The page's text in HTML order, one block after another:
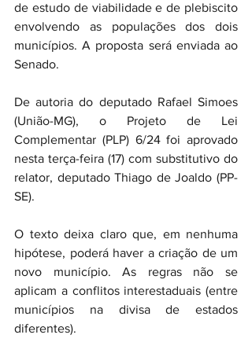
de estudo de viabilidade e de plebiscito
envolvendo as populações dos dois
municípios. A proposta será enviada ao
Senado.
De autoria do deputado Rafael Simoes
(União-MG), o Projeto de Lei
Complementar (PLP) 6/24 foi aprovado
nesta terça-feira (17) com substitutivo do
relator, deputado Thiago de Joaldo (PP-
SE).
O texto deixa claro que, em nenhuma
hipótese, poderá haver a criação de um
novo município. As regras não se
aplicam a conflitos interestaduais (entre
municípios na divisa de estados
diferentes).